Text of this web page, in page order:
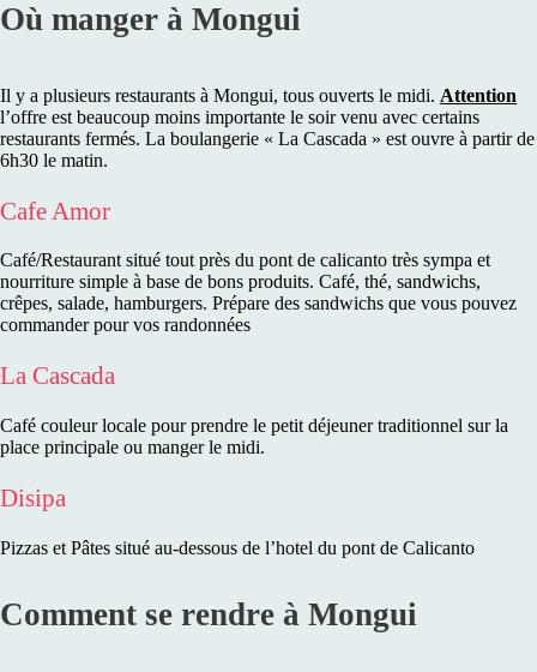
Où manger à Mongui
Il y a plusieurs restaurants à Mongui, tous ouverts le midi. Attention
l’offre est beaucoup moins importante le soir venu avec certains
restaurants fermés. La boulangerie « La Cascada » est ouvre à partir de
6h30 le matin.
Cafe Amor
Café/Restaurant situé tout près du pont de calicanto très sympa et
nourriture simple à base de bons produits. Café, thé, sandwichs,
crêpes, salade, hamburgers. Prépare des sandwichs que vous pouvez
commander pour vos randonnées
La Cascada
Café couleur locale pour prendre le petit déjeuner traditionnel sur la
place principale ou manger le midi.
Disipa
Pizzas et Pâtes situé au-dessous de l’hotel du pont de Calicanto
Comment se rendre à Mongui